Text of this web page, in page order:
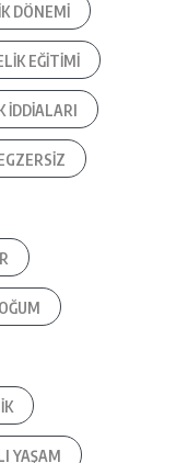
DÖNEMI
EĞITIMI
IDDIALARI
YAŞAM